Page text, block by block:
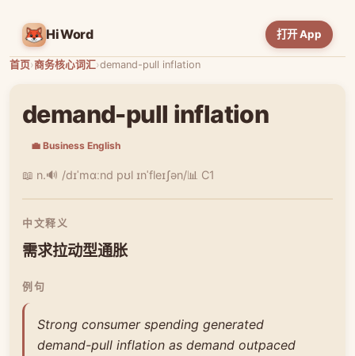
HiWord 打开 App
首页›商务核心词汇›demand-pull inflation
demand-pull inflation
💼 Business English
📖 n.🔊 /dɪˈmɑːnd pʊl ɪnˈfleɪʃən/📊 C1
中文释义
需求拉动型通胀
例句
Strong consumer spending generated
demand-pull inflation as demand outpaced